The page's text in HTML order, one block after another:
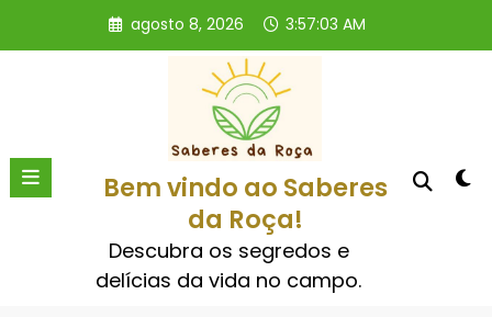
o
agosto 8, 2026 3:57:03 AM
Bem vindo ao Saberes
da Roça!
Descubra os segredos e
delícias da vida no campo.